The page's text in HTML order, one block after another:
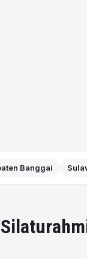
Banggai